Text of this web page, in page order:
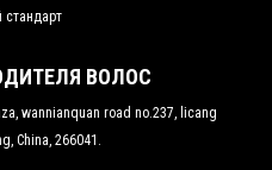
стандарт
ВОЛОС
wannianquan road no.237, licang
China, 266041.